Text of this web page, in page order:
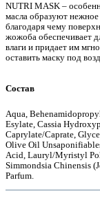
NUTRI MASK –
масла образуют
благодаря чему
жожоба обеспечивает
влаги и придает им
оставить маску под
Состав
Aqua,
Esylate, Cassia
Caprylate/Caprate,
Olive Oil
Acid, Lauryl/Myristyl
Simmondsia Chinensis
Parfum.